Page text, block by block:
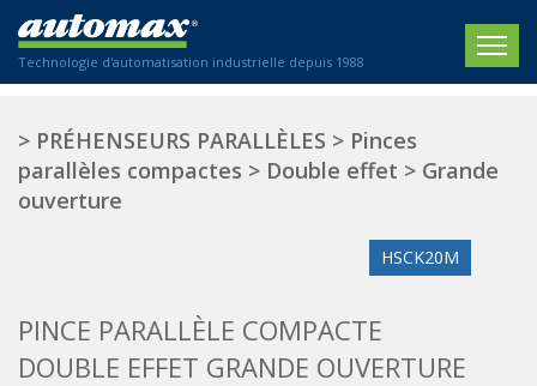
Technologie d'automatisation industrielle depuis 1988
ACCUEIL
SOCIÉTÉ
Actionneurs électriques
Actionneurs normalisés
Agriculture
Emballage / Étiquetage
CONTACT
> PRÉHENSEURS PARALLÈLES > Pinces
parallèles compactes > Double effet > Grande
ouverture
HSCK20M
PINCE PARALLÈLE COMPACTE
DOUBLE EFFET GRANDE OUVERTURE